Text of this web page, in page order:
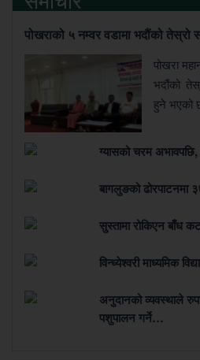
पोखराको ५ नम्वर वडामा भदौंको तेस्रो
पोखरा
भदौंको
हुने भएको
ग्यासको चरम
बागलुङको
सुस्तामा रोकिएन बाँध
विन्ध्येश्वरी माध्यमिक
अनुदानको व्यवस्थाले
पशुपालन गर्ने…